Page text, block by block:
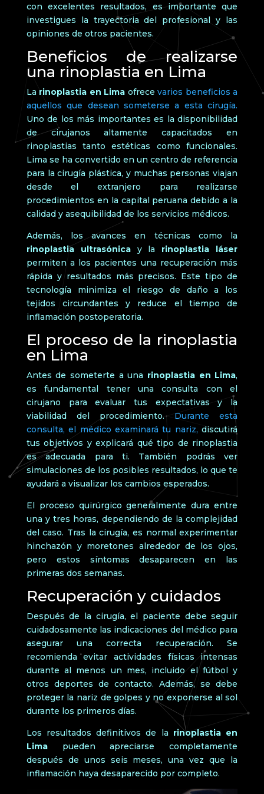
con excelentes resultados, es importante que
investigues la trayectoria del profesional y las
opiniones de otros pacientes.
Beneficios de realizarse
una rinoplastia en Lima
La rinoplastia en Lima ofrecevarios beneficios a
aquellos que desean someterse a esta cirugía.
Uno de los más importantes es la disponibilidad
de cirujanos altamente capacitados en
rinoplastias tanto estéticas como funcionales.
Lima se ha convertido en un centro de referencia
para la cirugía plástica, y muchas personas viajan
desde el extranjero para realizarse
procedimientos en la capital peruana debido a la
calidad y asequibilidad de los servicios médicos.
Además, los avances en técnicas como la
rinoplastia ultrasónicay la rinoplastia láser
permiten a los pacientes una recuperación más
rápida y resultados más precisos. Este tipo de
tecnología minimiza el riesgo de daño a los
tejidos circundantes y reduce el tiempo de
inflamación postoperatoria.
El proceso de la rinoplastia
en Lima
Antes de someterte a una rinoplastia en Lima,
es fundamental tener una consulta con el
cirujano para evaluar tus expectativas y la
viabilidad del procedimiento. Durante esta
consulta, el médico examinará tu nariz, discutirá
tus objetivos y explicará qué tipo de rinoplastia
es adecuada para ti. También podrás ver
simulaciones de los posibles resultados, lo que te
ayudará a visualizar los cambios esperados.
El proceso quirúrgico generalmente dura entre
una y tres horas, dependiendo de la complejidad
del caso. Tras la cirugía, es normal experimentar
hinchazón y moretones alrededor de los ojos,
pero estos síntomas desaparecen en las
primeras dos semanas.
Recuperación y cuidados
Después de la cirugía, el paciente debe seguir
cuidadosamente las indicaciones del médico para
asegurar una correcta recuperación. Se
recomienda evitar actividades físicas intensas
durante al menos un mes, incluido el fútbol y
otros deportes de contacto. Además, se debe
proteger la nariz de golpes y no exponerse al sol
durante los primeros días.
Los resultados definitivos de la rinoplastia en
Limapueden apreciarse completamente
después de unos seis meses, una vez que la
inflamación haya desaparecido por completo.